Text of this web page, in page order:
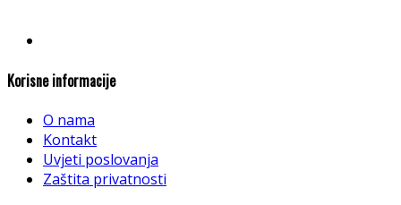
Korisne informacije
O nama
Kontakt
Uvjeti poslovanja
Zaštita privatnosti